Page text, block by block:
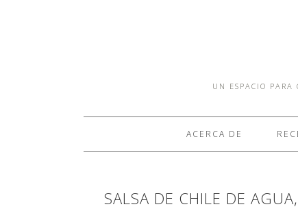
UN ESPACIO PARA
ACERCA DE
SALSA DE CHILE DE